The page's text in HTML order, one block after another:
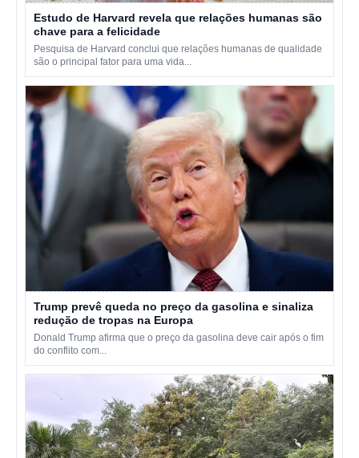
Estudo de Harvard revela que relações humanas são
chave para a felicidade
Pesquisa de Harvard conclui que relações humanas de qualidade
são o principal fator para uma vida...
Trump prevê queda no preço da gasolina e sinaliza
redução de tropas na Europa
Donald Trump afirma que o preço da gasolina deve cair após o fim
do conflito com...